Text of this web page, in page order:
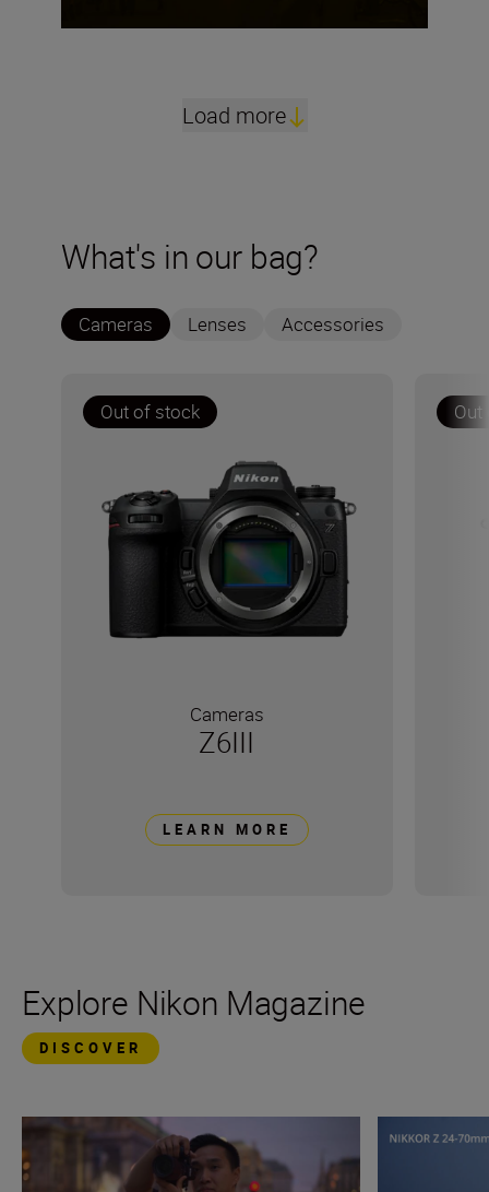
Load more
What's in our bag?
Cameras Lenses Accessories
Out of stock
Cameras
Z6III
LEARN MORE
Explore Nikon Magazine
DISCOVER